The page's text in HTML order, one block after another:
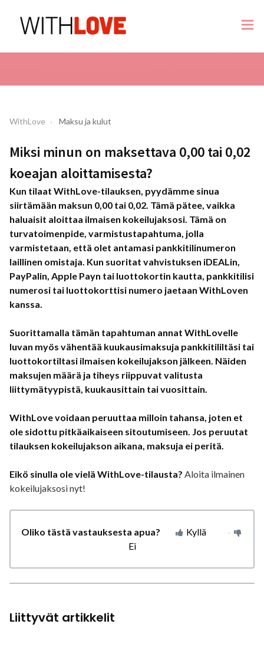
WithLove Maksu ja kulut
Miksi minun on maksettava 0,00 tai 0,02
koeajan aloittamisesta?
Kun tilaat WithLove-tilauksen, pyydämme sinua
siirtämään maksun 0,00 tai 0,02. Tämä pätee, vaikka
haluaisit aloittaa ilmaisen kokeilujaksosi. Tämä on
turvatoimenpide, varmistustapahtuma, jolla
varmistetaan, että olet antamasi pankkitilinumeron
laillinen omistaja. Kun suoritat vahvistuksen iDEALin,
PayPalin, Apple Payn tai luottokortin kautta, pankkitilisi
numerosi tai luottokorttisi numero jaetaan WithLoven
kanssa.
Suorittamalla tämän tapahtuman annat WithLovelle
luvan myös vähentää kuukausimaksuja pankkitililtäsi tai
luottokortiltasi ilmaisen kokeilujakson jälkeen. Näiden
maksujen määrä ja tiheys riippuvat valitusta
liittymätyypistä, kuukausittain tai vuosittain.
WithLove voidaan peruuttaa milloin tahansa, joten et
ole sidottu pitkäaikaiseen sitoutumiseen. Jos peruutat
tilauksen kokeilujakson aikana, maksuja ei peritä.
Eikö sinulla ole vielä WithLove-tilausta? Aloita ilmainen
kokeilujaksosi nyt!
Oliko tästä vastauksesta apua?
Kyllä
Ei
Liittyvät artikkelit